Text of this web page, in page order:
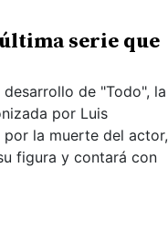
serie que
de "Todo", la
por Luis
la muerte del actor,
figura y contará con